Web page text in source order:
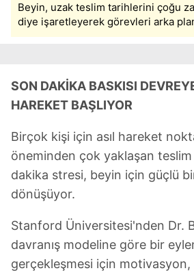
Beyin, uzak teslim tarihlerini çoğu
diye işaretleyerek görevleri arka
SON DAKİKA BASKISI
HAREKET BAŞLIYOR
Birçok kişi için asıl hareket
öneminden çok yaklaşan
dakika stresi, beyin için güçlü
dönüşüyor.
Stanford Üniversitesi'nden Dr.
davranış modeline göre bir
gerçekleşmesi için